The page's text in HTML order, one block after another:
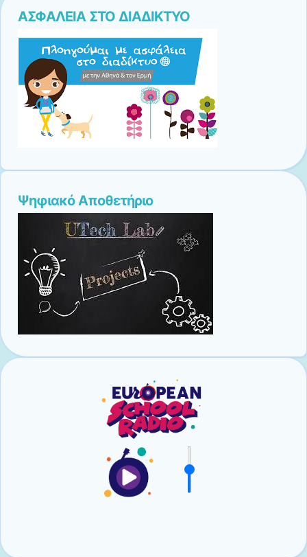
ΑΣΦΑΛΕΙΑ ΣΤΟ ΔΙΑΔΙΚΤΥΟ
Ψηφιακό Αποθετήριο